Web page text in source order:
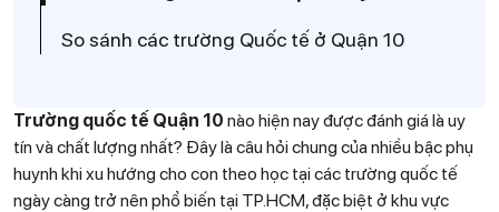
So sánh các trường Quốc tế ở Quận 10
Trường quốc tế Quận 10 nào hiện nay được đánh giá là uy
tín và chất lượng nhất? Đây là câu hỏi chung của nhiều bậc phụ
huynh khi xu hướng cho con theo học tại các trường quốc tế
ngày càng trở nên phổ biến tại TP.HCM, đặc biệt ở khu vực